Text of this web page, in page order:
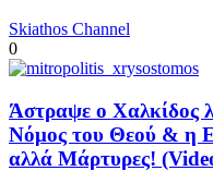
Skiathos Channel
0
Άστραψε ο Χαλκίδος
Νόμος του Θεού & η
αλλά Μάρτυρες!